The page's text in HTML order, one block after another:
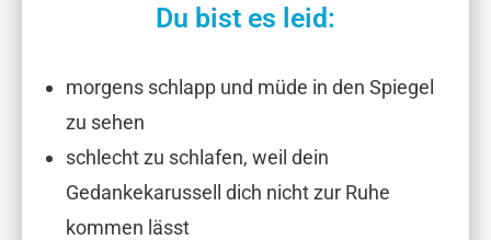
Du bist es leid:
morgens schlapp und müde in den Spiegel
zu sehen
schlecht zu schlafen, weil dein
Gedankekarussell dich nicht zur Ruhe
kommen lässt